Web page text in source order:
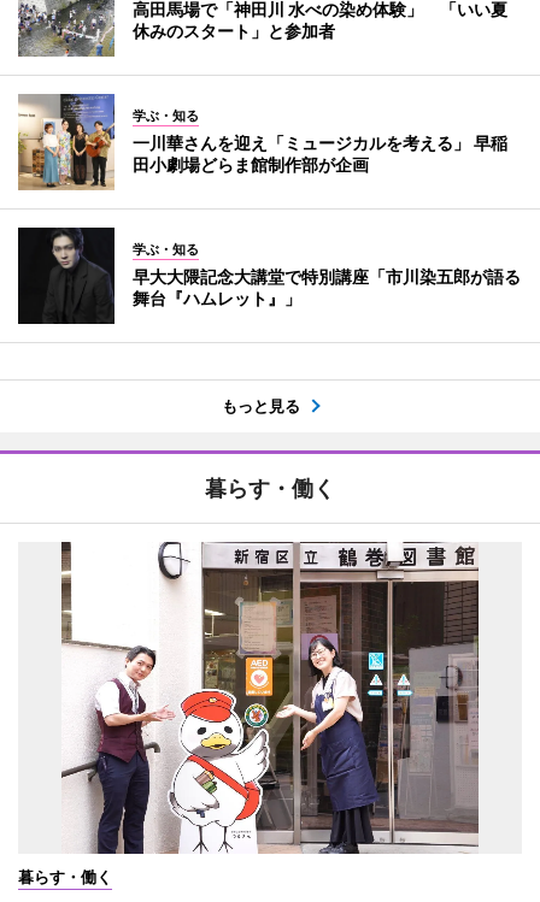
高田馬場で「神田川 水べの染め体験」 「いい夏
休みのスタート」と参加者
学ぶ・知る
一川華さんを迎え「ミュージカルを考える」 早稲
田小劇場どらま館制作部が企画
学ぶ・知る
早大大隈記念大講堂で特別講座「市川染五郎が語る
舞台『ハムレット』」
もっと見る
暮らす・働く
暮らす・働く